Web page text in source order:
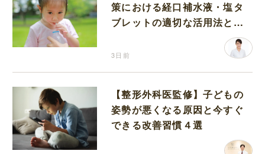
策における経口補水液・塩タ
ブレットの適切な活用法と水
3日前
【整形外科医監修】子どもの
姿勢が悪くなる原因と今すぐ
できる改善習慣４選